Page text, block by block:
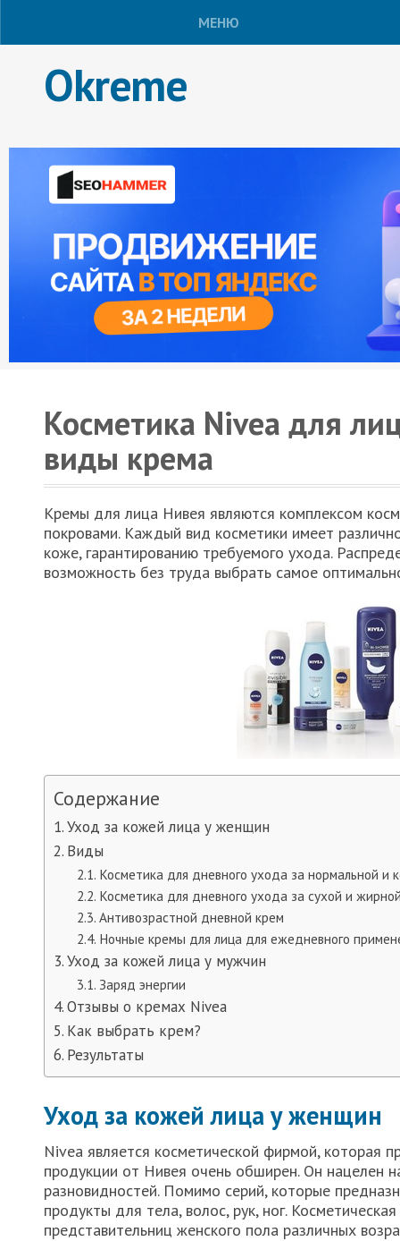
МЕНЮ
Okreme
Косметика Nivea для
виды крема
Кремы для лица Нивея являются комплексом
покровами. Каждый вид косметики имеет
коже, гарантированию требуемого ухода.
возможность без труда выбрать самое
Содержание
Уход за кожей лица у женщин
Виды
Косметика для дневного ухода за нормальной и
Косметика для дневного ухода за сухой и
Антивозрастной дневной крем
Ночные кремы для лица для ежедневного
Уход за кожей лица у мужчин
Заряд энергии
Отзывы о кремах Nivea
Как выбрать крем?
Результаты
Уход за кожей лица у женщин
Nivea является косметической фирмой,
продукции от Нивея очень обширен. Он нацелен
разновидностей. Помимо серий, которые
продукты для тела, волос, рук, ног.
представительниц женского пола различных